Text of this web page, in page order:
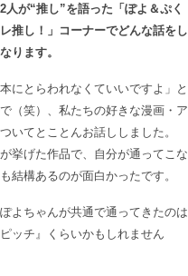
が“推し”を語った「ぽよ＆ぷく
推し！」コーナーでどんな話をし
ります。
本にとらわれなくていいですよ」と
（笑）、私たちの好きな漫画・ア
いてとことんお話ししました。
挙げた作品で、自分が通ってこな
結構あるのが面白かったです。
ぽよちゃんが共通で通ってきたのは
ピッチ』くらいかもしれません